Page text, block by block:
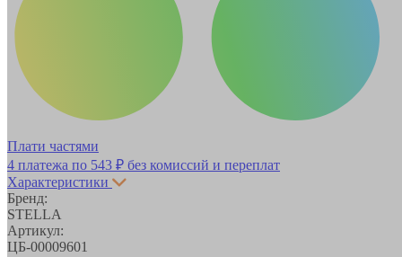
Плати частями
4 платежа по 543 ₽ без комиссий и переплат
Характеристики
Бренд:
STELLA
Артикул:
ЦБ-00009601